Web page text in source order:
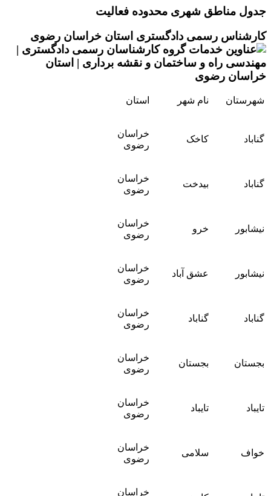
جدول مناطق شهری محدوده فعالیت
کارشناس رسمی دادگستری استان خراسان رضوی
شهرستان نام شهر استان
گناباد کاخک
خراسان
رضوی
گناباد بیدخت
خراسان
رضوی
نیشابور خرو
خراسان
رضوی
نیشابور عشق آباد
خراسان
رضوی
گناباد گناباد
خراسان
رضوی
بجستان بجستان
خراسان
رضوی
تایباد تایباد
خراسان
رضوی
خواف سلامی
خراسان
رضوی
خراسان